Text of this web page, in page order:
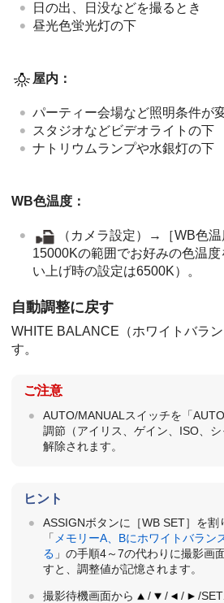
日の出、日没などを撮るとき
昼光色蛍光灯の下
屋内：
パーティー会場など照明条件が
スタジオなどビデオライトの下
ナトリウムランプや水銀灯の下
WB色温度：
（カメラ設定）→［WB色
15000Kの範囲でお好みの色温
い上げ時の設定は6500K）。
自動調整に戻す
WHITE BALANCE（ホワイトバラ
す。
ご注意
AUTO/MANUALスイッチを「
調節（アイリス、ゲイン、ISO、
解除されます。
ヒント
ASSIGNボタンに［WB SET］を割
「 メモリーA、Bにホワイトバラン
る 」の手順4～7の代わりに撮影画
すと、調整値が記憶されます。
撮影待機画面から / / /
/